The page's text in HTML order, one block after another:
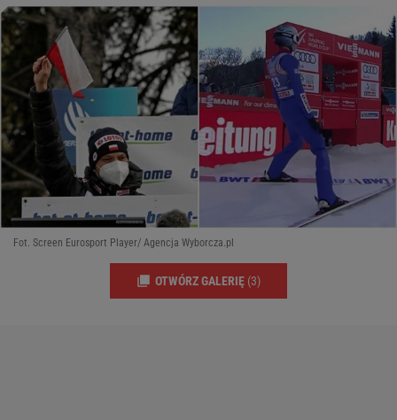
Fot. Screen Eurosport Player/ Agencja Wyborcza.pl
OTWÓRZ GALERIĘ (3)